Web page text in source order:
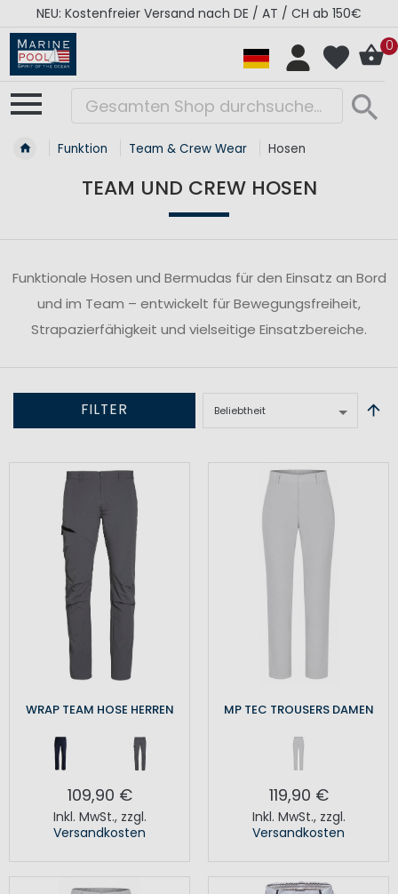
NEU: Kostenfreier Versand nach DE / AT / CH ab 150€
0
Funktion Team & Crew Wear Hosen
TEAM UND CREW HOSEN
Funktionale Hosen und Bermudas für den Einsatz an Bord
und im Team – entwickelt für Bewegungsfreiheit,
Strapazierfähigkeit und vielseitige Einsatzbereiche.
FILTER
WRAP TEAM HOSE HERREN
109,90 €
Inkl. MwSt., zzgl.
Versandkosten
MP TEC TROUSERS DAMEN
119,90 €
Inkl. MwSt., zzgl.
Versandkosten